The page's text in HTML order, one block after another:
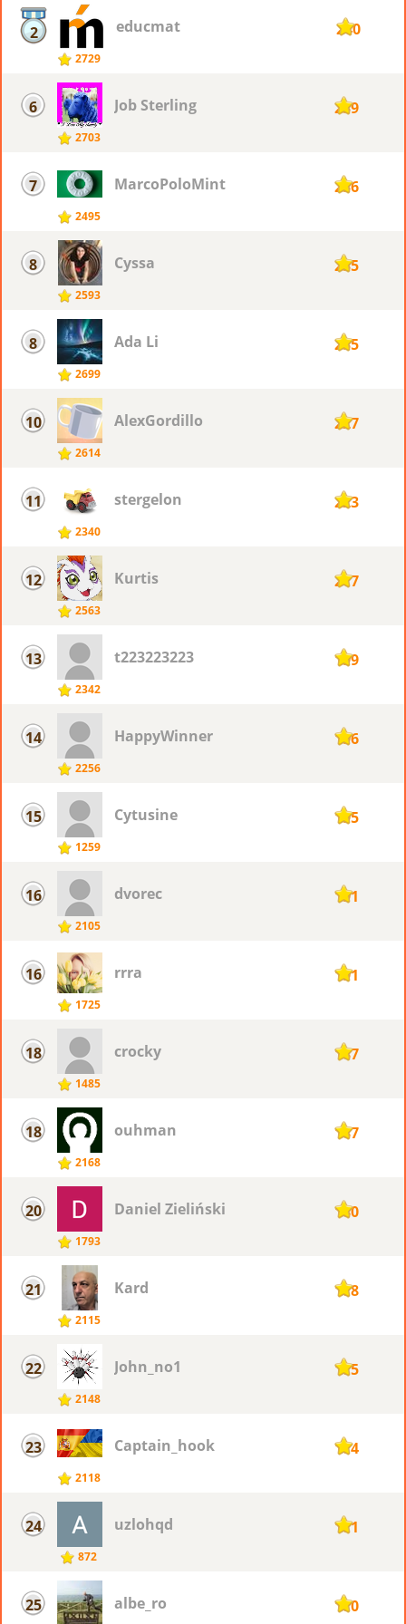
2
2729
educmat 240
6
2703
Job Sterling 239
7
2495
MarcoPoloMint 236
8
2593
Cyssa 235
8
2699
Ada Li 235
10
2614
AlexGordillo 227
11
2340
stergelon 223
12
2563
Kurtis 217
13
2342
t223223223 199
14
2256
HappyWinner 196
15
1259
Cytusine 195
16
2105
dvorec 191
16
1725
rrra 191
18
1485
crocky 187
18
2168
ouhman 187
20
1793
Daniel Zieliński 180
21
2115
Kard 178
22
2148
John_no1 175
23
2118
Captain_hook 174
24
872
uzlohqd 171
25 albe_ro 170